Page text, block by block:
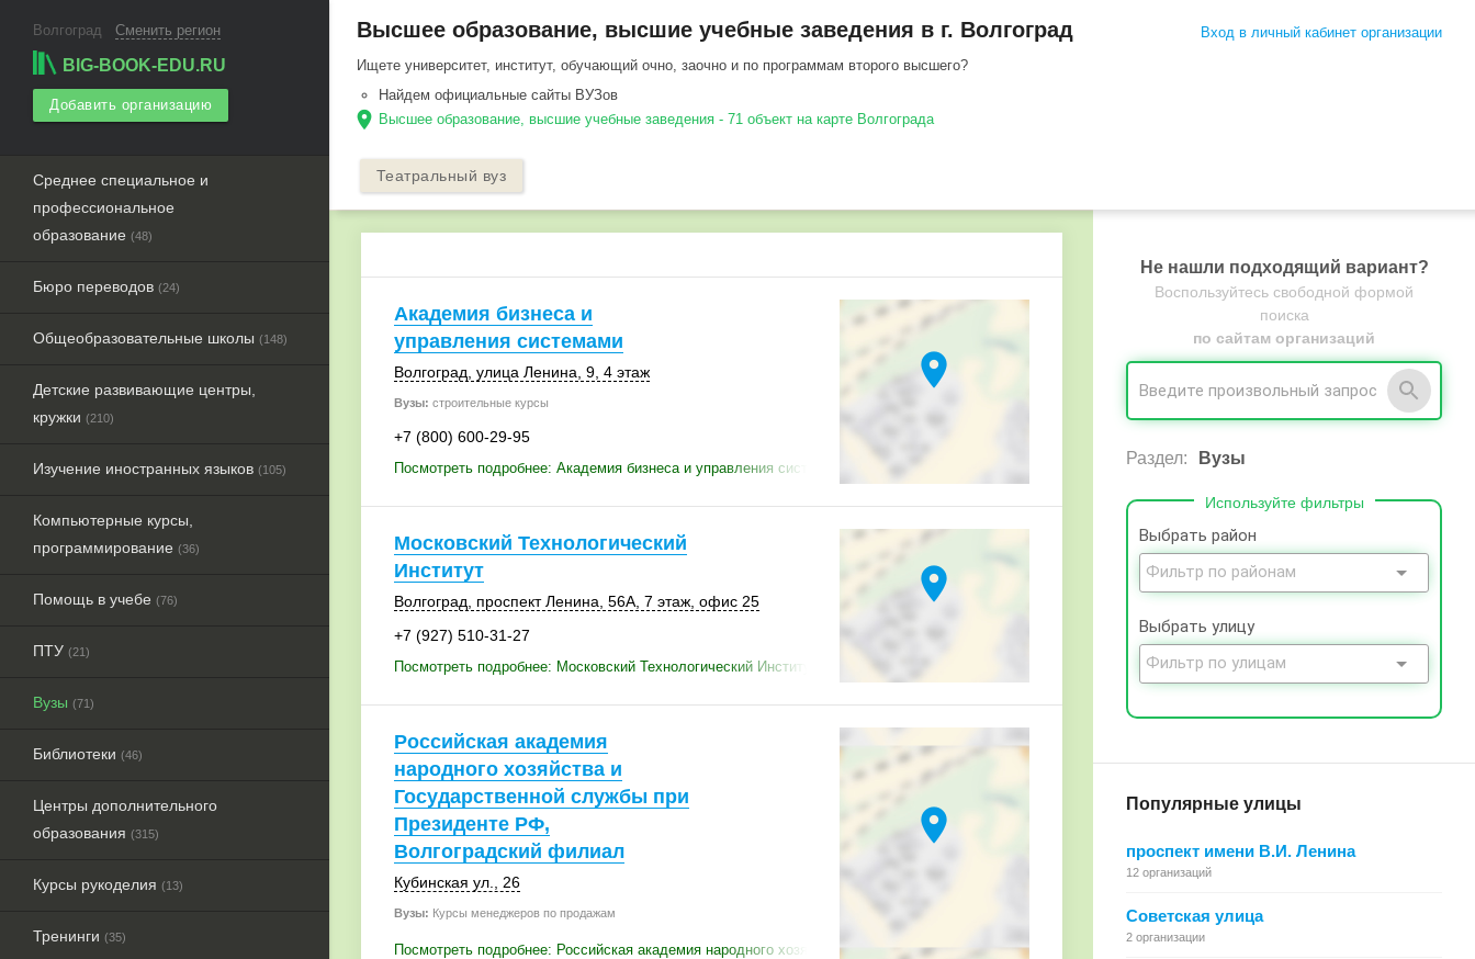
Волгоград Сменить регион
BIG-BOOK-EDU.RU
Добавить организацию
Среднее специальное и
профессиональное
образование (48)
Бюро переводов (24)
Общеобразовательные школы (148)
Детские развивающие центры,
кружки (210)
Изучение иностранных языков (105)
Компьютерные курсы,
программирование (36)
Помощь в учебе (76)
ПТУ (21)
Вузы (71)
Библиотеки (46)
Центры дополнительного
образования (315)
Курсы рукоделия (13)
Тренинги (35)
Высшее образование, высшие учебные заведения в г. Волгоград
Ищете университет, институт, обучающий очно, заочно и по программам второго высшего?
Найдем официальные сайты ВУЗов
location_on Высшее образование, высшие учебные заведения - 71 объект на карте Волгограда
Вход в личный кабинет организации
Театральный вуз
Академия бизнеса и
управления системами
Волгоград улица Ленина, 9, 4 этаж
Вузы: строительные курсы
+7 (800) 600-29-95
Посмотреть подробнее: Академия бизнеса и управления системами
location_on
Московский Технологический
Институт
Волгоград проспект Ленина 56А, 7 этаж, офис 25
+7 (927) 510-31-27
Посмотреть подробнее: Московский Технологический Институт
location_on
Российская академия
народного хозяйства и
Государственной службы при
Президенте РФ,
Волгоградский филиал
Кубинская ул., 26
Вузы: Курсы менеджеров по продажам
Посмотреть подробнее: Российская академия народного хозяйства и Государственной службы при Президенте РФ, Волгоградский филиал
location_on
Не нашли подходящий вариант?
Воспользуйтесь свободной формой
поиска
по сайтам организаций
Раздел: Вузы
Используйте фильтры
Выбрать район
Выбрать улицу
Популярные улицы
проспект имени В.И. Ленина
12 организаций
Советская улица
2 организации